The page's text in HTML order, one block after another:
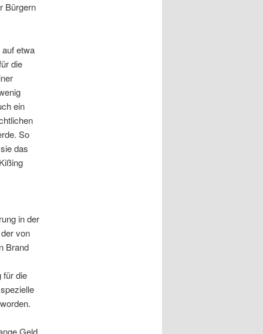
Bürgern
etwa
die
ein
So
das
in der
von
Brand
für die